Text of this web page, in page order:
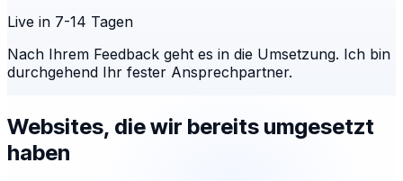
Live in 7-14 Tagen
Nach Ihrem Feedback geht es in die Umsetzung. Ich bin
durchgehend Ihr fester Ansprechpartner.
Websites, die wir bereits umgesetzt
haben